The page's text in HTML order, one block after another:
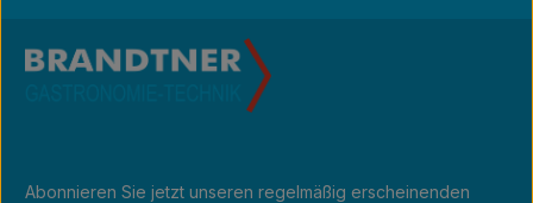
Abonnieren Sie jetzt unseren regelmäßig erscheinenden